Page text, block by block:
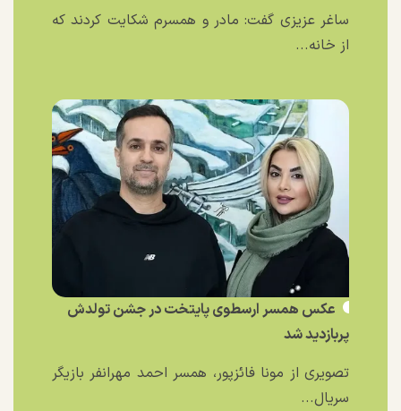
ساغر عزیزی گفت: مادر و همسرم شکایت کردند که
از خانه...
عکس همسر ارسطوی پایتخت در جشن تولدش
پربازدید شد
تصویری از مونا فائزپور، همسر احمد مهرانفر بازیگر
سریال...